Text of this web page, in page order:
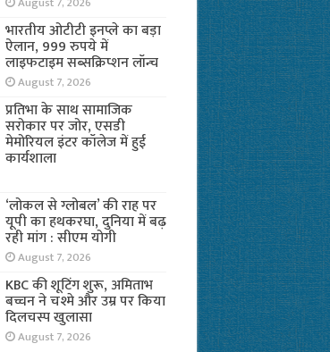
भारतीय ओटीटी इनप्ले का बड़ा
ऐलान, 999 रुपये में
लाइफटाइम सब्सक्रिप्शन लॉन्च
August 7, 2026
प्रतिभा के साथ सामाजिक
सरोकार पर जोर, एसडी
मेमोरियल इंटर कॉलेज में हुई
कार्यशाला
‘लोकल से ग्लोबल’ की राह पर
यूपी का हथकरघा, दुनिया में बढ़
रही मांग : सीएम योगी
August 7, 2026
KBC की शूटिंग शुरू, अमिताभ
बच्चन ने चश्मे और उम्र पर किया
दिलचस्प खुलासा
August 7, 2026